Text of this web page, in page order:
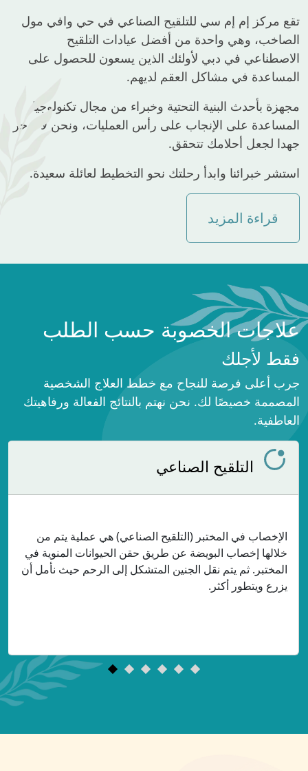
تقع مركز إم إم سي للتلقيح الصناعي في حي وافي مول
الصاخب، وهي واحدة من أفضل عيادات التلقيح
الاصطناعي في دبي لأولئك الذين يسعون للحصول على
المساعدة في مشاكل العقم لديهم.
مجهزة بأحدث البنية التحتية وخبراء من مجال تكنولوجيا
المساعدة على الإنجاب على رأس العمليات، ونحن لا ندخر
جهدا لجعل أحلامك تتحقق.
استشر خبرائنا وابدأ رحلتك نحو التخطيط لعائلة سعيدة.
قراءة المزيد
علاجات الخصوبة حسب الطلب
فقط لأجلك
جرب أعلى فرصة للنجاح مع خطط العلاج الشخصية
المصممة خصيصًا لك. نحن نهتم بالنتائج الفعالة ورفاهيتك
العاطفية.
التلقيح الصناعي
الإخصاب في المختبر (التلقيح الصناعي) هي عملية يتم من
خلالها إخصاب البويضة عن طريق حقن الحيوانات المنوية في
المختبر. ثم يتم نقل الجنين المتشكل إلى الرحم حيث نأمل أن
يزرع ويتطور أكثر.